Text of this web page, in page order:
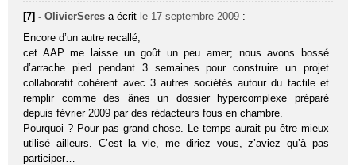
[7] -OlivierSeres a écrit le 17 septembre 2009 :
Encore d’un autre recallé,
cet AAP me laisse un goût un peu amer; nous avons bossé
d’arrache pied pendant 3 semaines pour construire un projet
collaboratif cohérent avec 3 autres sociétés autour du tactile et
remplir comme des ânes un dossier hypercomplexe préparé
depuis février 2009 par des rédacteurs fous en chambre.
Pourquoi ? Pour pas grand chose. Le temps aurait pu être mieux
utilisé ailleurs. C’est la vie, me diriez vous, z’aviez qu’à pas
participer…